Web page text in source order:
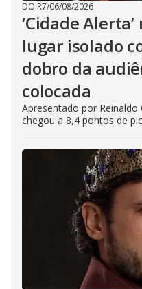
DO R7/06/08/2026
‘Cidade
lugar isolado
dobro da
colocada
Apresentado por Reinaldo
chegou a 8,4 pontos de